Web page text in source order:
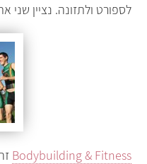
לספורט ולתזונה. נציין שני
Bodybuilding & Fitness